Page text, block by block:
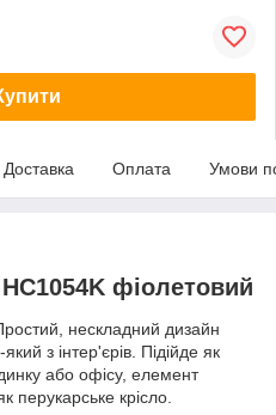
Доставка Оплата Умови
фіолетовий
нескладний дизайн
з інтер'єрів. Підійде як
або офісу, елемент
перукарське крісло.